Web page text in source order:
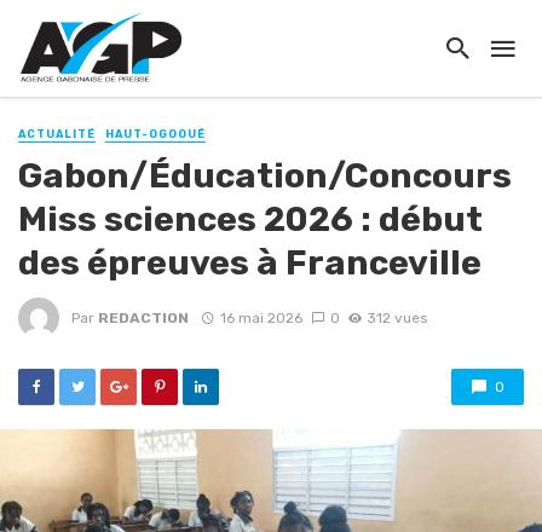
ACTUALITÉ HAUT-OGOOUÉ
Gabon/Éducation/Concours
Miss sciences 2026 : début
des épreuves à Franceville
Par REDACTION 16 mai 2026 0 312 vues
0